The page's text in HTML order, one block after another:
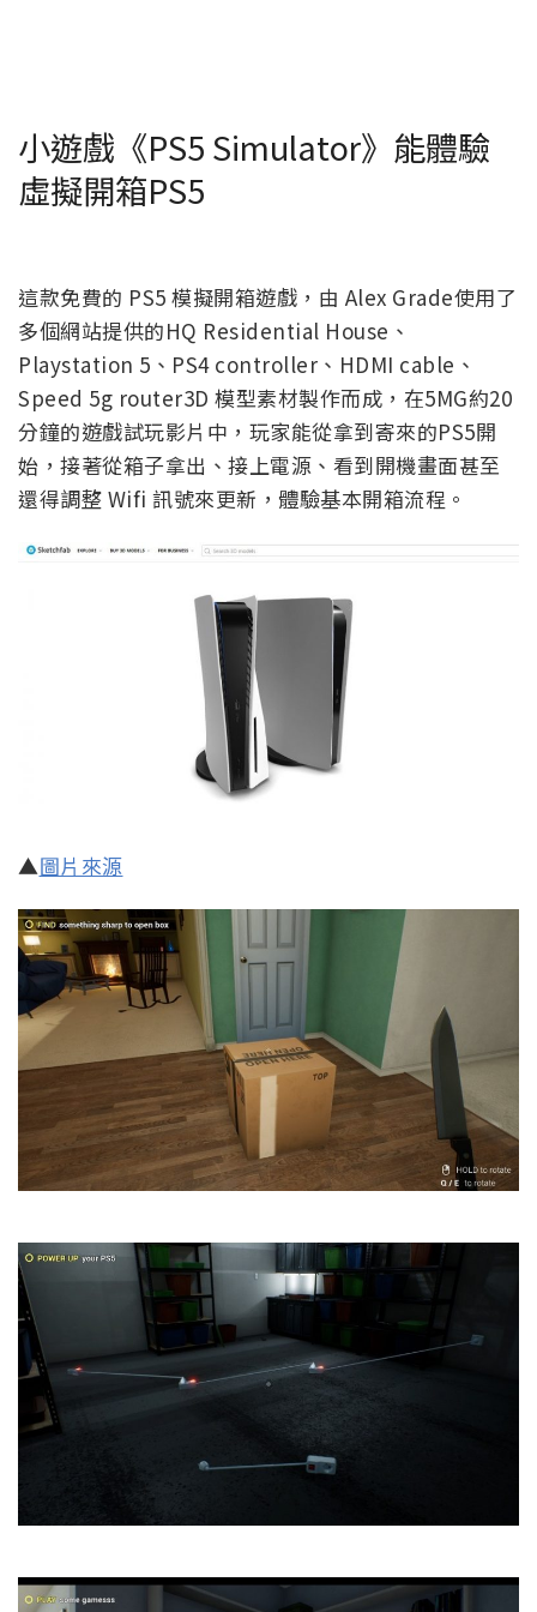
小遊戲《PS5 Simulator》能體驗
虛擬開箱PS5
這款免費的 PS5 模擬開箱遊戲，由 Alex Grade使用了
多個網站提供的HQ Residential House、
Playstation 5、PS4 controller、HDMI cable、
Speed 5g router3D 模型素材製作而成，在5MG約20
分鐘的遊戲試玩影片中，玩家能從拿到寄來的PS5開
始，接著從箱子拿出、接上電源、看到開機畫面甚至
還得調整 Wifi 訊號來更新，體驗基本開箱流程。
▲圖片來源